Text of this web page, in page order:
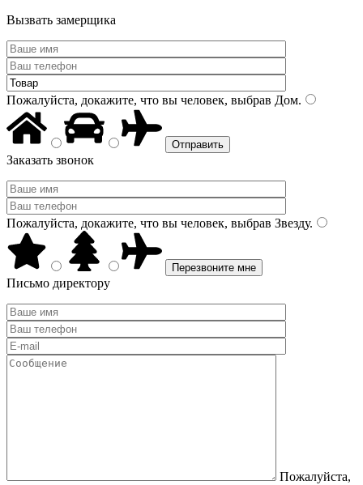
Вызвать замерщика
Пожалуйста, докажите, что вы человек, выбрав Дом.
Заказать звонок
Пожалуйста, докажите, что вы человек, выбрав Звезду.
Письмо директору
Пожалуйста,